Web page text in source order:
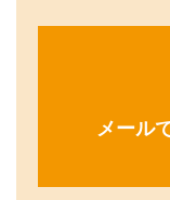
メール